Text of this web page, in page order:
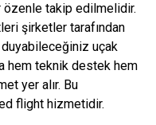
takip edilmelidir.
şirketler tarafından
duyabileceğiniz uçak
hem teknik destek hem
yer alır. Bu
flight hizmetidir.